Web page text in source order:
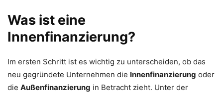
Was ist eine
Innenfinanzierung?
Im ersten Schritt ist es wichtig zu unterscheiden, ob das
neu gegründete Unternehmen die Innenfinanzierung oder
die Außenfinanzierung in Betracht zieht. Unter der